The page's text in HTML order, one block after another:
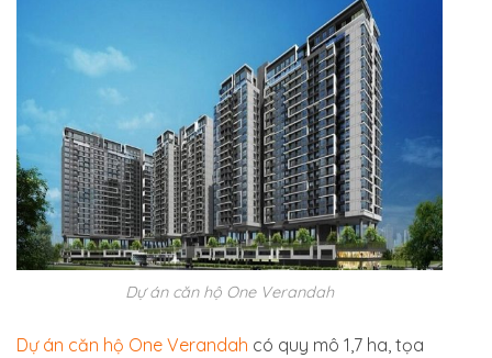
Dự án căn hộ One Verandah
Dự án căn hộ One Verandah có quy mô 1,7 ha, tọa